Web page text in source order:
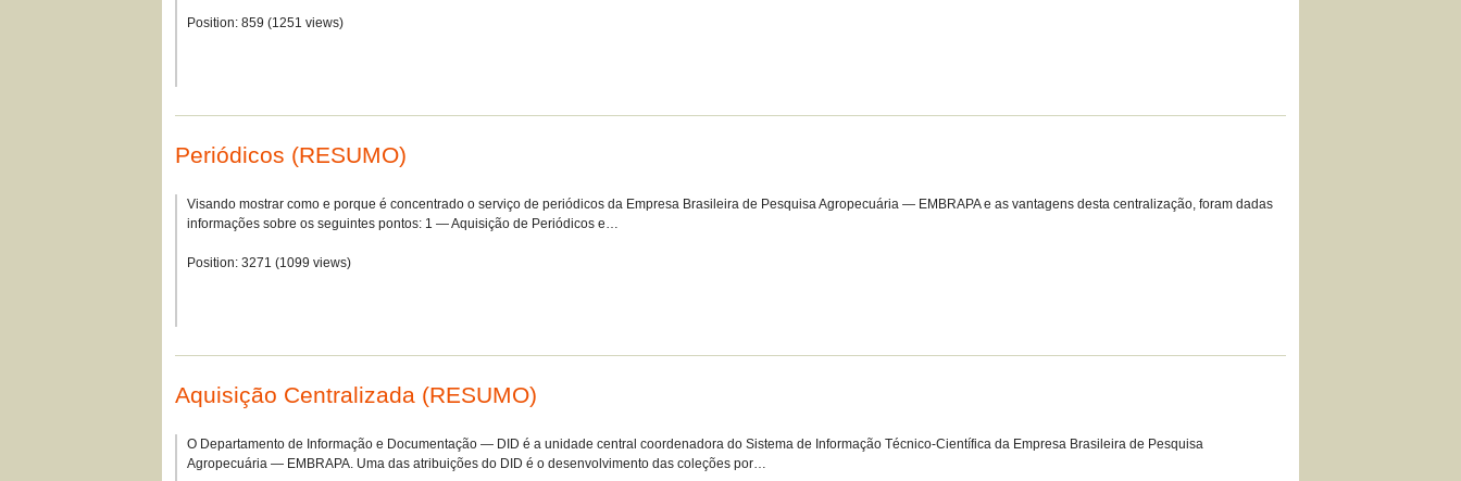
Position:859 (1251 views)
Periódicos (RESUMO)
Visando mostrar como e porque é concentrado o serviço de periódicos da Empresa Brasileira de Pesquisa Agropecuária — EMBRAPA e as vantagens desta centralização, foram dadas
informações sobre os seguintes pontos: 1 — Aquisição de Periódicos e…
Position:3271 (1099 views)
Aquisição Centralizada (RESUMO)
O Departamento de Informação e Documentação — DID é a unidade central coordenadora do Sistema de Informação Técnico-Científica da Empresa Brasileira de Pesquisa
Agropecuária — EMBRAPA. Uma das atribuições do DID é o desenvolvimento das coleções por…